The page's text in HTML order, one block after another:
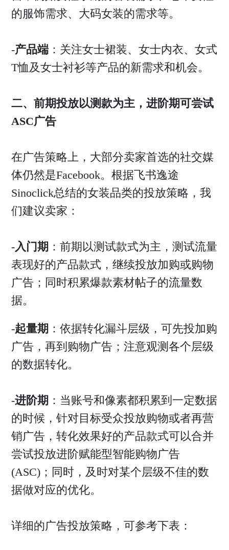
的服饰需求、大码女装的需求等。
-产品端：关注女士裙装、女士内衣、女式
T恤及女士衬衫等产品的新需求和机会。
二、前期投放以测款为主，进阶期可尝试
ASC广告
在广告策略上，大部分卖家首选的社交媒
体仍然是Facebook。根据飞书逸途
Sinoclick总结的女装品类的投放策略，我
们建议卖家：
-入门期 ：前期以测试款式为主，测试流量
表现好的产品款式，继续投放加购或购物
广告；同时积累爆款素材帖子的流量数
据。
-起量期 ：依据转化漏斗层级，可先投加购
广告，再到购物广告；注意观测各个层级
的数据转化。
-进阶期 ：当账号和像素都积累到一定数据
的时候，针对目标受众投放购物或者再营
销广告，转化效果好的产品款式可以合并
尝试投放进阶赋能型智能购物广告
(ASC)；同时，及时对某个层级不佳的数
据做对应的优化。
详细的广告投放策略，可参考下表：